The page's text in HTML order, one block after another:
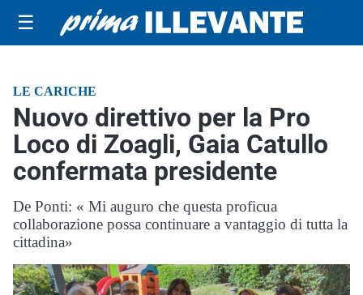
☰
LE CARICHE
Nuovo direttivo per la Pro
Loco di Zoagli, Gaia Catullo
confermata presidente
De Ponti: « Mi auguro che questa proficua
collaborazione possa continuare a vantaggio di tutta la
cittadina»